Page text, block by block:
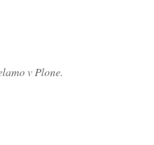
v Plone.